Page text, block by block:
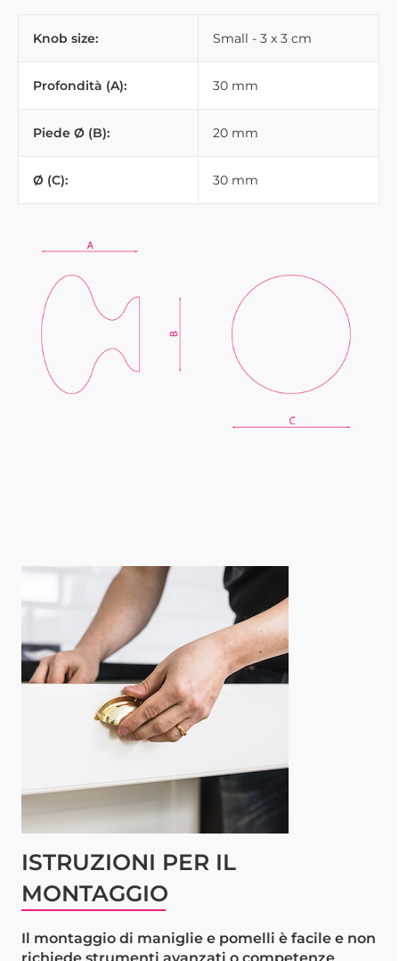
Knob size: Small - 3 x 3 cm
Profondità (A): 30 mm
Piede Ø (B): 20 mm
Ø (C): 30 mm
ISTRUZIONI PER IL
MONTAGGIO
Il montaggio di maniglie e pomelli è facile e non